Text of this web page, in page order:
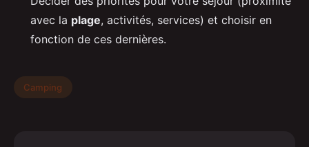
avec la plage, activités, services) et choisir en
fonction de ces dernières.
Camping